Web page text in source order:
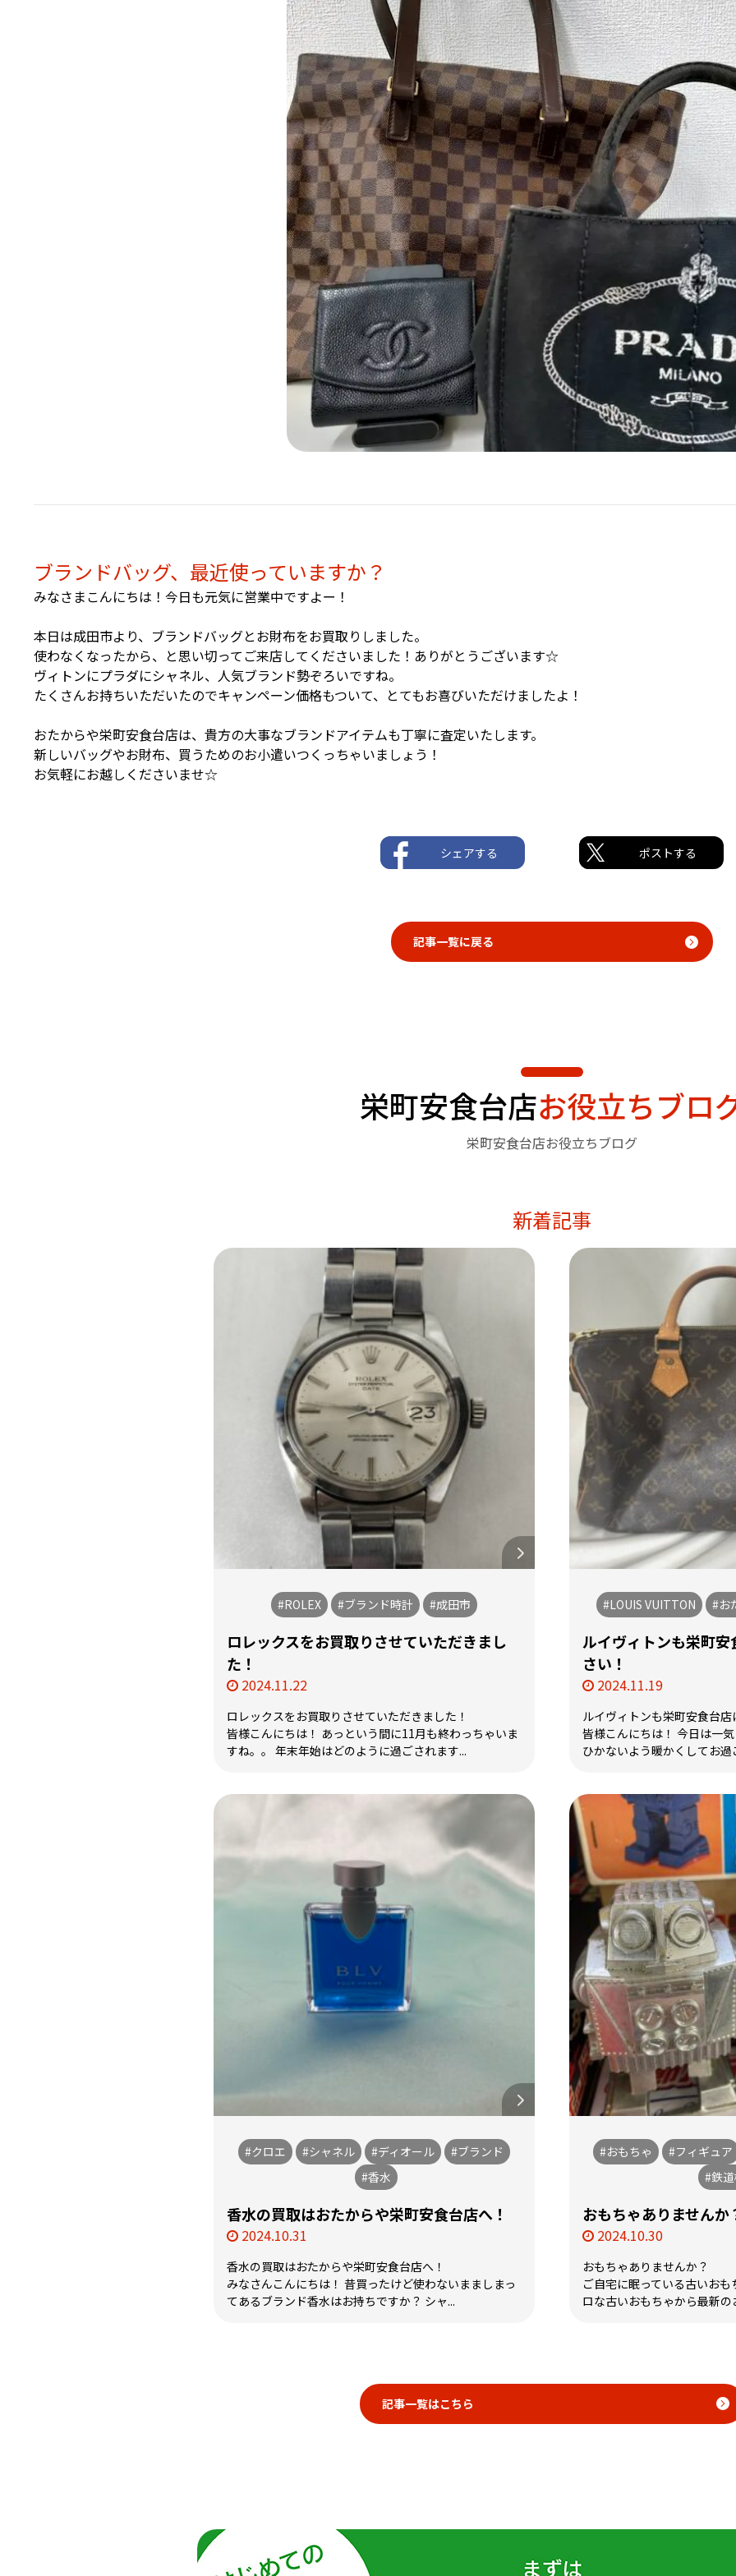
ブランドバッグ、最近使っていますか？
みなさまこんにちは！今日も元気に営業中ですよー！
本日は成田市より、ブランドバッグとお財布をお買取りしました。
使わなくなったから、と思い切ってご来店してくださいました！ありがとうございます☆
ヴィトンにプラダにシャネル、人気ブランド勢ぞろいですね。
たくさんお持ちいただいたのでキャンペーン価格もついて、とてもお喜びいただけましたよ！
おたからや栄町安食台店は、貴方の大事なブランドアイテムも丁寧に査定いたします。
新しいバッグやお財布、買うためのお小遣いつくっちゃいましょう！
お気軽にお越しくださいませ☆
シェアする ポストする
記事一覧に戻る
栄町安食台店お役立ちブロ
栄町安食台店お役立ちブログ
新着記事
#ROLEX #ブランド時計 #成田市
ロレックスをお買取りさせていただきまし
た！
2024.11.22
ロレックスをお買取りさせていただきました！
皆様こんにちは！ あっという間に11月も終わっちゃいま
すね。。 年末年始はどのように過ごされます...
#LOUIS VUITTON #お
ルイヴィトンも栄町
さい！
2024.11.19
ルイヴィトンも栄町安食台
皆様こんにちは！ 今日は一
ひかないよう暖かくしてお過
#クロエ #シャネル #ディオール
#ブランド
#香水
香水の買取はおたからや栄町安食台店へ！
2024.10.31
香水の買取はおたからや栄町安食台店へ！
みなさんこんにちは！ 昔買ったけど使わないまましまっ
てあるブランド香水はお持ちですか？ シャ...
#おもちゃ
#フィギュア
#鉄
おもちゃありませんか
2024.10.30
おもちゃありませんか？
ご自宅に眠っている古いお
ロな古いおもちゃから最新の
記事一覧はこちら